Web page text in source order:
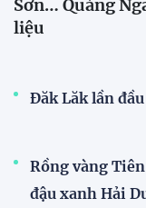
Sơn… Quảng
liệu
Đăk Lăk lần
Rồng vàng
đậu xanh Hải